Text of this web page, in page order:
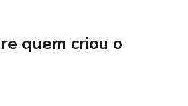
quem criou o